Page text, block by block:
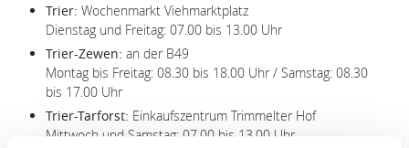
Trier: Wochenmarkt Viehmarktplatz
Dienstag und Freitag: 07.00 bis 13.00 Uhr
Trier-Zewen: an der B49
Montag bis Freitag: 08.30 bis 18.00 Uhr / Samstag: 08.30
bis 17.00 Uhr
Trier-Tarforst: Einkaufszentrum Trimmelter Hof
Mittwoch und Samstag: 07.00 bis 13.00 Uhr